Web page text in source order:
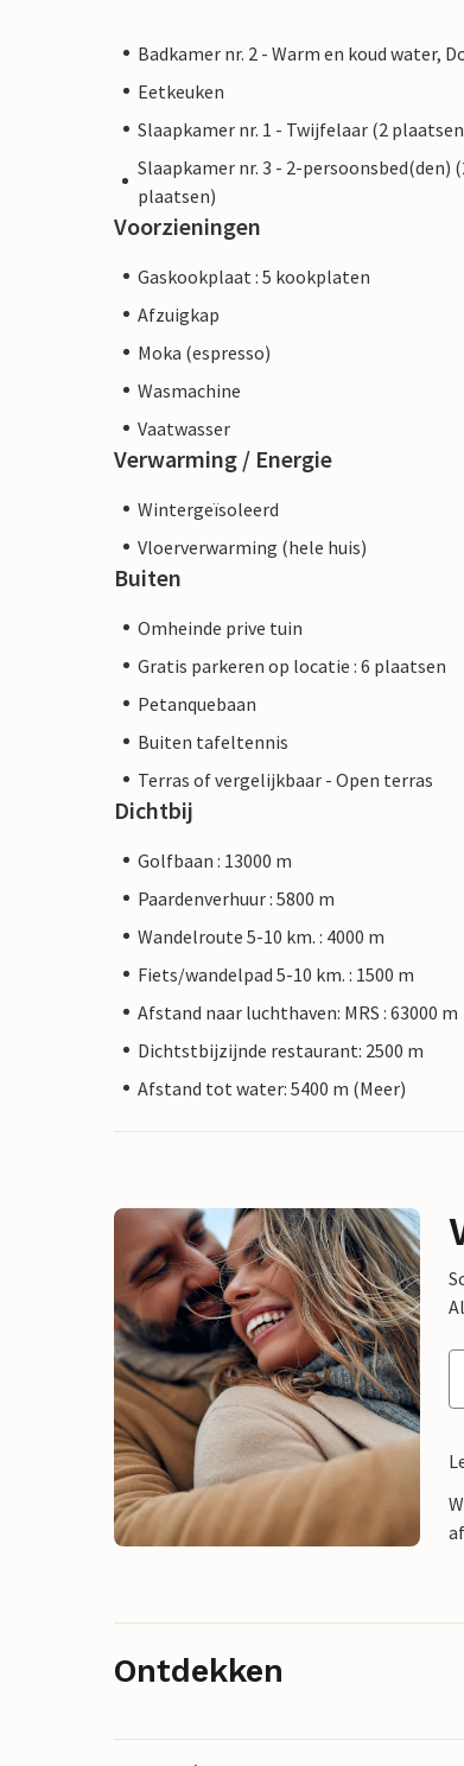
Badkamer nr. 2 - Warm en koud water,
Eetkeuken
Slaapkamer nr. 1 - Twijfelaar (2
Slaapkamer nr. 3 - 2-persoonsbed(den)
plaatsen)
Voorzieningen
Gaskookplaat : 5 kookplaten
Afzuigkap
Moka (espresso)
Wasmachine
Vaatwasser
Verwarming / Energie
Wintergeïsoleerd
Vloerverwarming (hele huis)
Buiten
Omheinde prive tuin
Gratis parkeren op locatie : 6 plaatsen
Petanquebaan
Buiten tafeltennis
Terras of vergelijkbaar - Open terras
Dichtbij
Golfbaan : 13000 m
Paardenverhuur : 5800 m
Wandelroute 5-10 km. : 4000 m
Fiets/wandelpad 5-10 km. : 1500 m
Afstand naar luchthaven: MRS : 63000 m
Dichtstbijzijnde restaurant: 2500 m
Afstand tot water: 5400 m (Meer)
Ontdekken